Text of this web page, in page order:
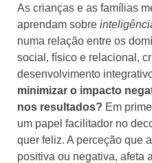
As crianças e as famílias
aprendam sobre
numa relação entre os
social, físico e relacional,
desenvolvimento
minimizar o impacto
nos resultados? Em
um papel facilitador no
quer feliz. A perceção que
positiva ou negativa, afeta